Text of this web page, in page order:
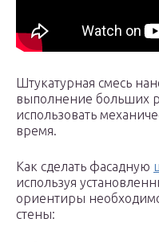
Штукатурная смесь
выполнение больших
использовать
время.
Как сделать фасадную
используя
ориентиры
стены: